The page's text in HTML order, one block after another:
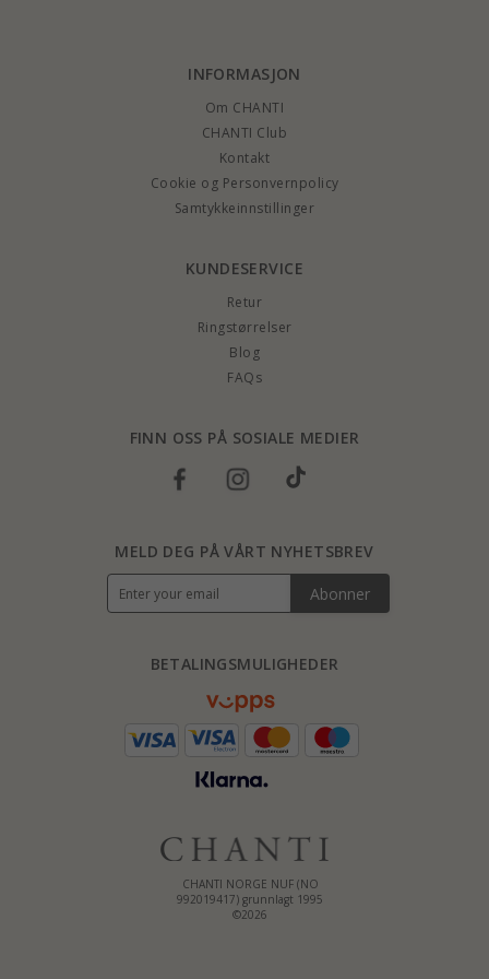
INFORMASJON
Om CHANTI
CHANTI Club
Kontakt
Cookie og Personvernpolicy
Samtykkeinnstillinger
KUNDESERVICE
Retur
Ringstørrelser
Blog
FAQs
FINN OSS PÅ SOSIALE MEDIER
CHANTI NORGE NUF (NO
992019417) grunnlagt 1995
©2026
BETALINGSMULIGHEDER
MELD DEG PÅ VÅRT NYHETSBREV
Abonner